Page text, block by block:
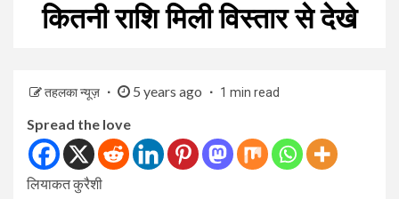
कितनी राशि मिली विस्तार से देखे
तहलका न्यूज़ 5 years ago 1 min read
Spread the love
लियाकत कुरैशी